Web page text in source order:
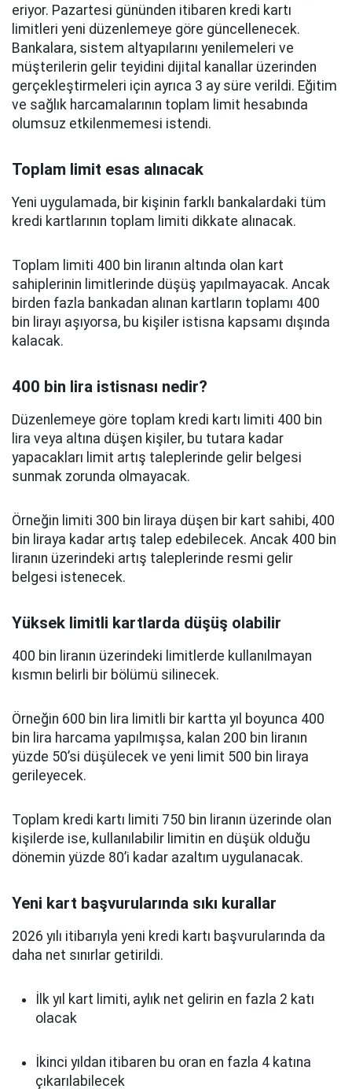
eriyor. Pazartesi gününden itibaren kredi kartı
limitleri yeni düzenlemeye göre güncellenecek.
Bankalara, sistem altyapılarını yenilemeleri ve
müşterilerin gelir teyidini dijital kanallar üzerinden
gerçekleştirmeleri için ayrıca 3 ay süre verildi. Eğitim
ve sağlık harcamalarının toplam limit hesabında
olumsuz etkilenmemesi istendi.
Toplam limit esas alınacak
Yeni uygulamada, bir kişinin farklı bankalardaki tüm
kredi kartlarının toplam limiti dikkate alınacak.
Toplam limiti 400 bin liranın altında olan kart
sahiplerinin limitlerinde düşüş yapılmayacak. Ancak
birden fazla bankadan alınan kartların toplamı 400
bin lirayı aşıyorsa, bu kişiler istisna kapsamı dışında
kalacak.
400 bin lira istisnası nedir?
Düzenlemeye göre toplam kredi kartı limiti 400 bin
lira veya altına düşen kişiler, bu tutara kadar
yapacakları limit artış taleplerinde gelir belgesi
sunmak zorunda olmayacak.
Örneğin limiti 300 bin liraya düşen bir kart sahibi, 400
bin liraya kadar artış talep edebilecek. Ancak 400 bin
liranın üzerindeki artış taleplerinde resmi gelir
belgesi istenecek.
Yüksek limitli kartlarda düşüş olabilir
400 bin liranın üzerindeki limitlerde kullanılmayan
kısmın belirli bir bölümü silinecek.
Örneğin 600 bin lira limitli bir kartta yıl boyunca 400
bin lira harcama yapılmışsa, kalan 200 bin liranın
yüzde 50’si düşülecek ve yeni limit 500 bin liraya
gerileyecek.
Toplam kredi kartı limiti 750 bin liranın üzerinde olan
kişilerde ise, kullanılabilir limitin en düşük olduğu
dönemin yüzde 80’i kadar azaltım uygulanacak.
Yeni kart başvurularında sıkı kurallar
2026 yılı itibarıyla yeni kredi kartı başvurularında da
daha net sınırlar getirildi.
İlk yıl kart limiti, aylık net gelirin en fazla 2 katı
olacak
İkinci yıldan itibaren bu oran en fazla 4 katına
çıkarılabilecek